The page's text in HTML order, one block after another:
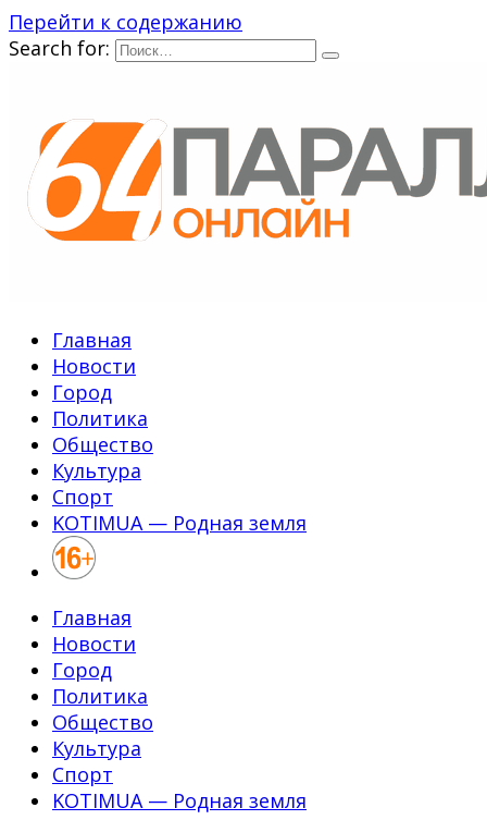
Перейти к содержанию
Search for:
Главная
Новости
Город
Политика
Общество
Культура
Спорт
KOTIMUA — Родная земля
Главная
Новости
Город
Политика
Общество
Культура
Спорт
KOTIMUA — Родная земля